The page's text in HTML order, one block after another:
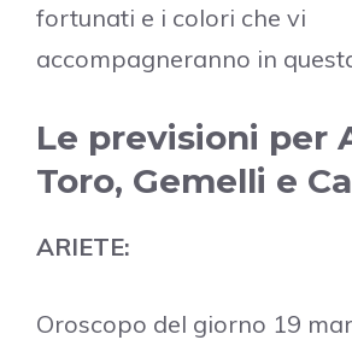
fortunati e i colori che vi
accompagneranno in
Le previsioni per
Toro, Gemelli e
ARIETE:
Oroscopo del giorno 19